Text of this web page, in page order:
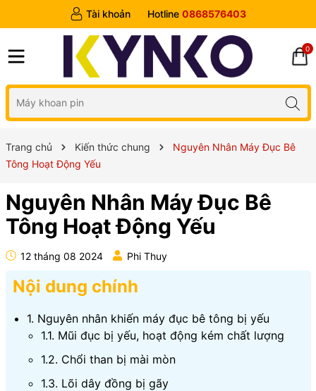
Tài khoản Hotline 0868576403
0
Trang chủ Kiến thức chung
Nguyên Nhân Máy Đục Bê
Tông Hoạt Động Yếu
Nguyên Nhân Máy Đục Bê
Tông Hoạt Động Yếu
12 tháng 08 2024 Phi Thuy
Nội dung chính
1. Nguyên nhân khiến máy đục bê tông bị yếu
1.1. Mũi đục bị yếu, hoạt động kém chất lượng
1.2. Chổi than bị mài mòn
1.3. Lõi dây đồng bị gãy